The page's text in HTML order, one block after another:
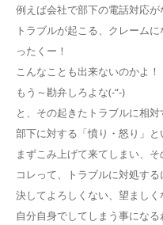
例えば会社で部下の電話対応が
トラブルが起こる、クレームに
ったくー！
こんなことも出来ないのかよ！
もう～勘弁しろよな(-“-)
と、その起きたトラブルに相対
部下に対する「憤り・怒り」
まずこみ上げて来てしまい、そ
コレって、トラブルに対処す
決してよろしくない、望まし
自分自身でしてしまう事にな